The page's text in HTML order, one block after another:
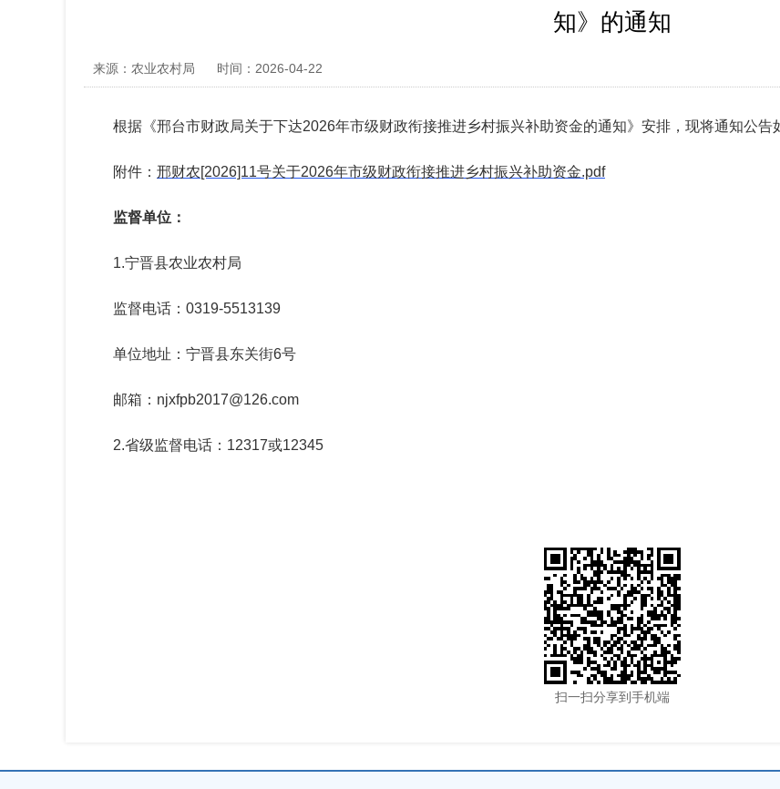
知》的通知
来源：农业农村局 时间：2026-04-22
根据《邢台市财政局关于下达2026年市级财政衔接推进乡村振兴补助资金的通知》安排，现将通知公告
附件： 邢财农[2026]11号关于2026年市级财政衔接推进乡村振兴补助资金.pdf
监督单位：
1.宁晋县农业农村局
监督电话：0319-5513139
单位地址：宁晋县东关街6号
邮箱：njxfpb2017@126.com
2.省级监督电话：12317或12345
扫一扫分享到手机端